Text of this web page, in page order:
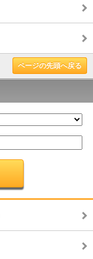
ページの先頭へ戻る